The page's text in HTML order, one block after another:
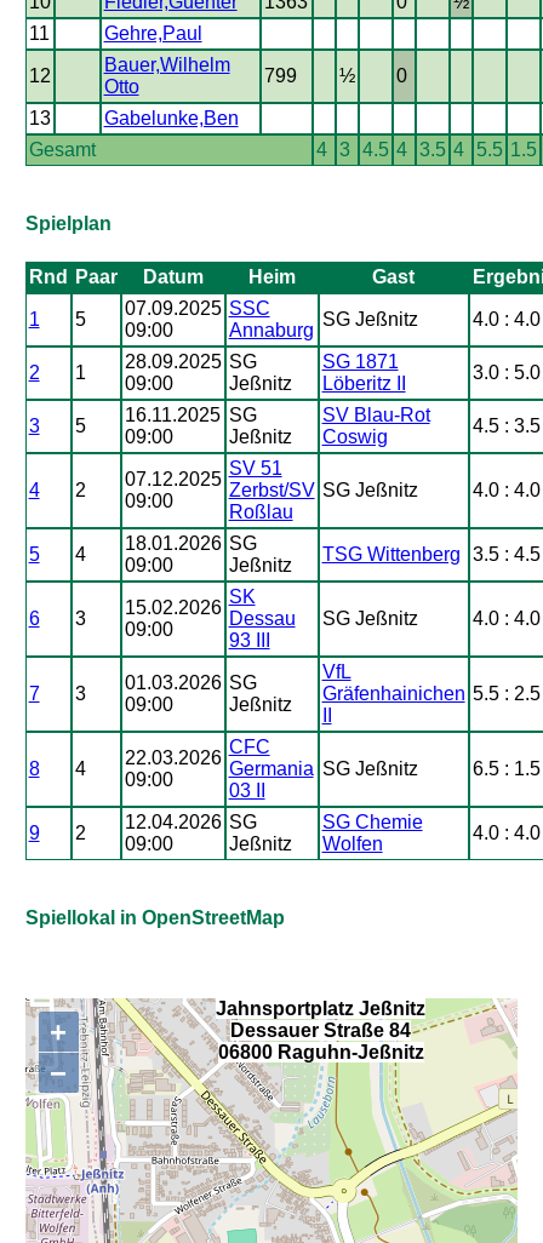
11
Gehre,Paul
12
Bauer,Wilhelm
Otto
799 ½ 0
13
Gabelunke,Ben
Gesamt
4 3 4.5 4 3.5 4 5.5 1.5
Spielplan
Rnd Paar Datum Heim Gast
1 5
07.09.2025
09:00
SSC
Annaburg
SG Jeßnitz 4.0 : 4.0
2 1
28.09.2025
09:00
SG
Jeßnitz
SG 1871
Löberitz II
3.0 : 5.0
3 5
16.11.2025
09:00
SG
Jeßnitz
SV Blau-Rot
Coswig
4.5 : 3.5
4 2
07.12.2025
09:00
SV 51
Zerbst/SV
Roßlau
SG Jeßnitz 4.0 : 4.0
5 4
18.01.2026
09:00
SG
Jeßnitz
TSG Wittenberg 3.5 : 4.5
6 3
15.02.2026
09:00
SK
Dessau
93 III
SG Jeßnitz 4.0 : 4.0
7 3
01.03.2026
09:00
SG
Jeßnitz
VfL
Gräfenhainichen 5.5 : 2.5
8 4
22.03.2026
09:00
CFC
Germania
03 II
SG Jeßnitz 6.5 : 1.5
9 2
12.04.2026
09:00
SG
Jeßnitz
SG Chemie
Wolfen
4.0 : 4.0
Spiellokal in OpenStreetMap
+
−
Jahnsportplatz Jeßnitz
Dessauer Straße 84
06800 Raguhn-Jeßnitz
,